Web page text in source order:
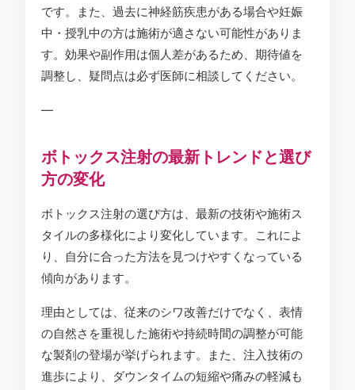
です。また、過去に神経筋疾患がある場合や妊娠
中・授乳中の方は施術が適さない可能性がありま
す。効果や副作用は個人差があるため、期待値を
調整し、疑問点は必ず医師に相談してください。
—
ボトックス注射の最新トレンドと選び
方の変化
ボトックス注射の選び方は、最新の技術や施術ス
タイルの多様化により変化しています。これによ
り、自分に合った方法を見つけやすくなっている
傾向があります。
理由としては、従来のシワ改善だけでなく、表情
の自然さを重視した施術や持続時間の調整が可能
な製剤の登場が挙げられます。また、注入技術の
進歩により、ダウンタイムの短縮や痛みの軽減も